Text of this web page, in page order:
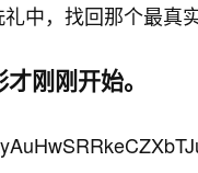
中，找回那个最真
刚刚开始。